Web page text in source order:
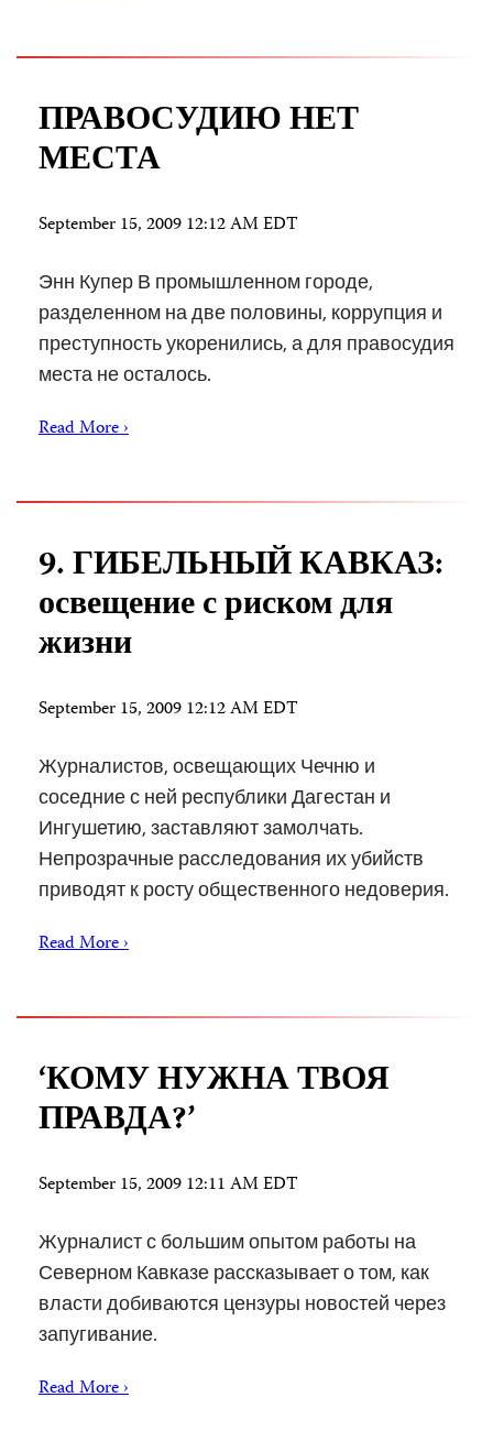
ПРАВОСУДИЮ НЕТ
МЕСТА
September 15, 2009 12:12 AM EDT
Энн Купер В промышленном городе,
разделенном на две половины, коррупция и
преступность укоренились, а для правосудия
места не осталось.
Read More ›
9. ГИБЕЛЬНЫЙ КАВКАЗ:
освещение с риском для
жизни
September 15, 2009 12:12 AM EDT
Журналистов, освещающих Чечню и
соседние с ней республики Дагестан и
Ингушетию, заставляют замолчать.
Непрозрачные расследования их убийств
приводят к росту общественного недоверия.
Read More ›
‘КОМУ НУЖНА ТВОЯ
ПРАВДА?’
September 15, 2009 12:11 AM EDT
Журналист с большим опытом работы на
Северном Кавказе рассказывает о том, как
власти добиваются цензуры новостей через
запугивание.
Read More ›